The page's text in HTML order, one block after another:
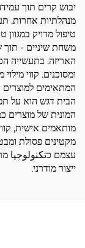
מנהלתיות אחרות.
טיפול מדויק
משחת שיניים - תוך
האריזה. בתעשייה
ומסוכנים. קווי
הבית דגש הוא על
המונית של מוצרים
מותאמים אישית,
מקטינים פסולת
עצמם כتكنولوجيا
ייצור מודרני.